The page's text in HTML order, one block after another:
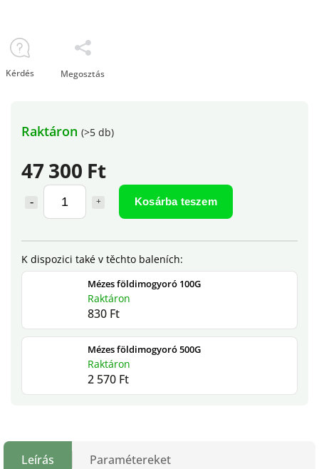
47 300 Ft
Kosárba teszem
Mézes földimogyoró 100G
Raktáron
830 Ft
Mézes földimogyoró 500G
Raktáron
2 570 Ft
Raktáron (>5 db)
Kérdés Megosztás
Leírás Paramétereket